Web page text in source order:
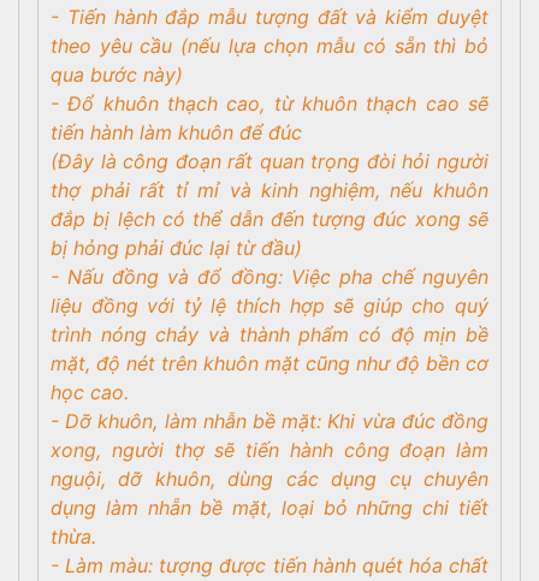
- Tiến hành đắp mẫu tượng đất và kiểm duyệt
theo yêu cầu (nếu lựa chọn mẫu có sẵn thì bỏ
qua bước này)
- Đổ khuôn thạch cao, từ khuôn thạch cao sẽ
tiến hành làm khuôn để đúc
(Đây là công đoạn rất quan trọng đòi hỏi người
thợ phải rất tỉ mỉ và kinh nghiệm, nếu khuôn
đắp bị lệch có thể dẫn đến tượng đúc xong sẽ
bị hỏng phải đúc lại từ đầu)
- Nấu đồng và đổ đồng: Việc pha chế nguyên
liệu đồng với tỷ lệ thích hợp sẽ giúp cho quý
trình nóng chảy và thành phẩm có độ mịn bề
mặt, độ nét trên khuôn mặt cũng như độ bền cơ
học cao.
- Dỡ khuôn, làm nhẫn bề mặt: Khi vừa đúc đồng
xong, người thợ sẽ tiến hành công đoạn làm
nguội, dỡ khuôn, dùng các dụng cụ chuyên
dụng làm nhẵn bề mặt, loại bỏ những chi tiết
thừa.
- Làm màu: tượng được tiến hành quét hóa chất